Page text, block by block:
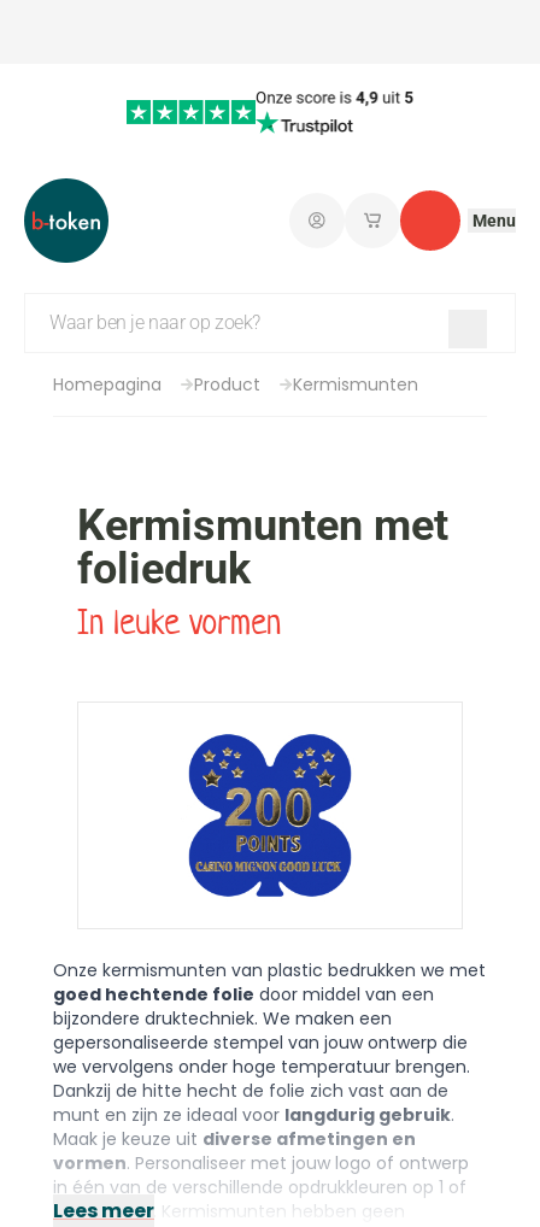
AanmeldenMijn opgeslagen
Contact
Menu
Homepagina Product Kermismunten
Kermismunten met
foliedruk
In leuke vormen
Onze kermismunten van plastic bedrukken we met
goed hechtende folie door middel van een
bijzondere druktechniek. We maken een
gepersonaliseerde stempel van jouw ontwerp die
we vervolgens onder hoge temperatuur brengen.
Dankzij de hitte hecht de folie zich vast aan de
munt en zijn ze ideaal voor langdurig gebruik.
Maak je keuze uit diverse afmetingen en
vormen. Personaliseer met jouw logo of ontwerp
in één van de verschillende opdrukkleuren op 1 of
beide zijden. Kermismunten hebben geen
Lees meer